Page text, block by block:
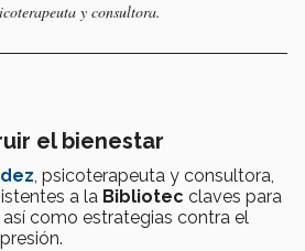
y consultora.
el bienestar
, psicoterapeuta y consultora,
a la Bibliotec claves para
así como estrategias contra el